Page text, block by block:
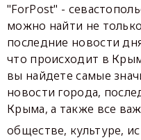
"ForPost" -
можно найти не
последние новости
что происходит в
вы найдете самые
новости города,
Крыма, а также все
обществе, культуре,